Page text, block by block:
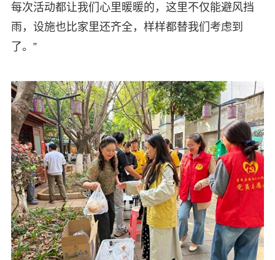
每次活动都让我们心里暖暖的，这里不仅能避风挡
雨，设施也比家里还齐全，样样都替我们考虑到
了。”